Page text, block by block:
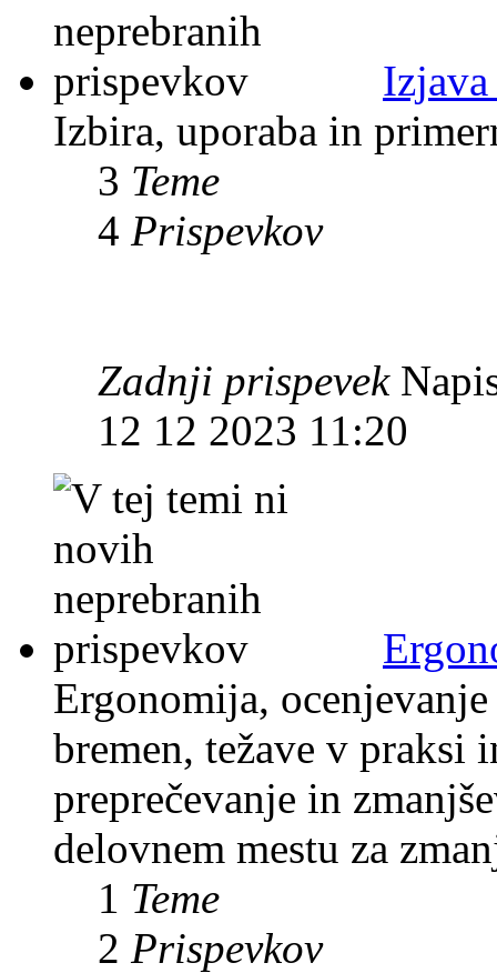
Izbira, uporaba in
3 Teme
4 Prispevkov
Zadnji prispevek
12 12 2023 11:20
Ergonomija,
bremen, težave v praksi
preprečevanje in
delovnem mestu za
1 Teme
2 Prispevkov